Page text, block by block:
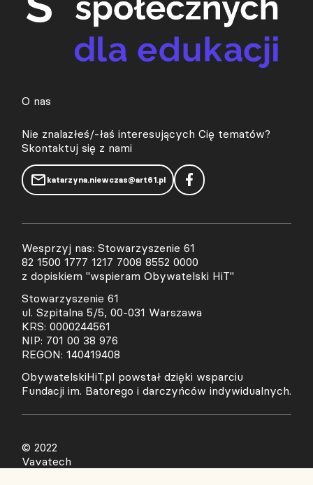
O nas
Nie znalazłeś/-łaś interesujących Cię tematów?
Skontaktuj się z nami
katarzyna.niewczas@art61.pl
Wesprzyj nas: Stowarzyszenie 61
82 1500 1777 1217 7008 8552 0000
z dopiskiem "wspieram Obywatelski HiT"
Stowarzyszenie 61
ul. Szpitalna 5/5, 00-031 Warszawa
KRS: 0000244561
NIP: 701 00 38 976
REGON: 140419408
ObywatelskiHiT.pl powstał dzięki wsparciu
Fundacji im. Batorego i darczyńców indywidualnych.
© 2022
Vavatech